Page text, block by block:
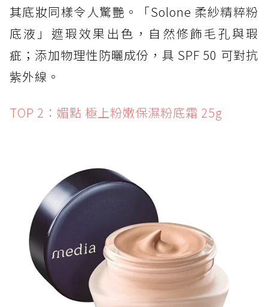
其底妝同樣令人驚艷。「Solone 柔紗精粹粉
底液」遮瑕效果出色，自然修飾毛孔與瑕
疵；添加物理性防曬成份，具 SPF 50 可對抗
紫外線。
TOP 2：媚點 極上粉嫩保濕粉底霜 25g